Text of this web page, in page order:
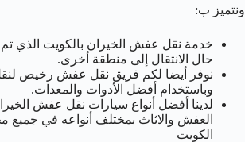
ونتميز ب:
خدمة نقل عفش الخيران بالكويت الذي
حال الانتقال إلى منطقة أخرى.
نوفر أيضا لكم فريق نقل عفش رخيص
وباستخدام أفضل الأدوات والمعدات.
لدينا أفضل أنواع سيارات نقل عفش
العفش والاثاث بمختلف أنواعه في جميع
الكويت